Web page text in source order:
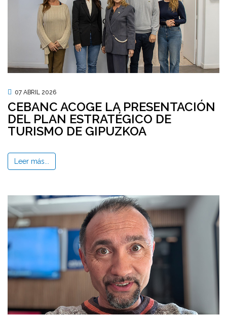
07 ABRIL 2026
CEBANC ACOGE LA PRESENTACIÓN
DEL PLAN ESTRATÉGICO DE
TURISMO DE GIPUZKOA
Leer más...